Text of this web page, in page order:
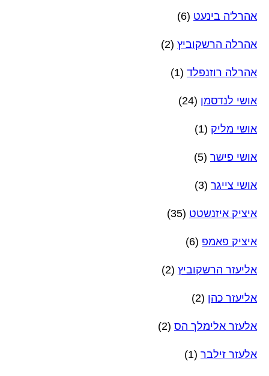
אהרל'ה בינעט (6)
אהרלה הרשקוביץ (2)
אהרלה רוזנפלד (1)
אושי לנדסמן (24)
אושי מליק (1)
אושי פישר (5)
אושי צייגר (3)
איציק איזנשטט (35)
איציק פאמפ (6)
אליעזר הרשקוביץ (2)
אליעזר כהן (2)
אלעזר אלימלך הס (2)
אלעזר זילבר (1)